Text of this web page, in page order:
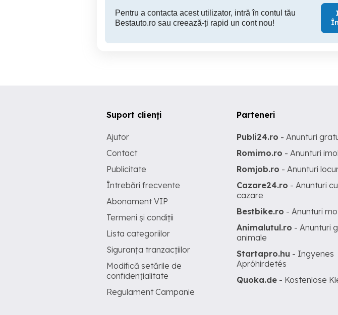
Pentru a contacta acest utilizator, intră în contul tău
Bestauto.ro sau creează-ți rapid un cont nou!
Suport clienți
Ajutor
Contact
Publicitate
Întrebări frecvente
Abonament VIP
Termeni și condiții
Lista categoriilor
Siguranța tranzacțiilor
Modifică setările de
confidențialitate
Regulament Campanie
Parteneri
Publi24.ro - Anunturi
Romimo.ro - Anunturi
Romjob.ro - Anunturi
Cazare24.ro - Anunturi
cazare
Bestbike.ro - Anunturi
Animalutul.ro - Anunturi
animale
Startapro.hu - Ingyenes
Apróhirdetés
Quoka.de - Kostenlose